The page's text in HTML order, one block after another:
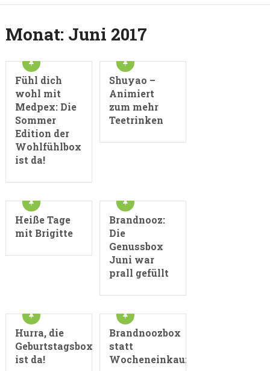
Monat: Juni 2017
Fühl dich
wohl mit
Medpex: Die
Sommer
Edition der
Wohlfühlbox
ist da!
Shuyao –
Animiert
zum mehr
Teetrinken
Heiße Tage
mit Brigitte
Brandnooz:
Die
Genussbox
Juni war
prall gefüllt
Hurra, die
Geburtstagsbox
ist da!
Brandnoozbox
statt
Wocheneinkauf